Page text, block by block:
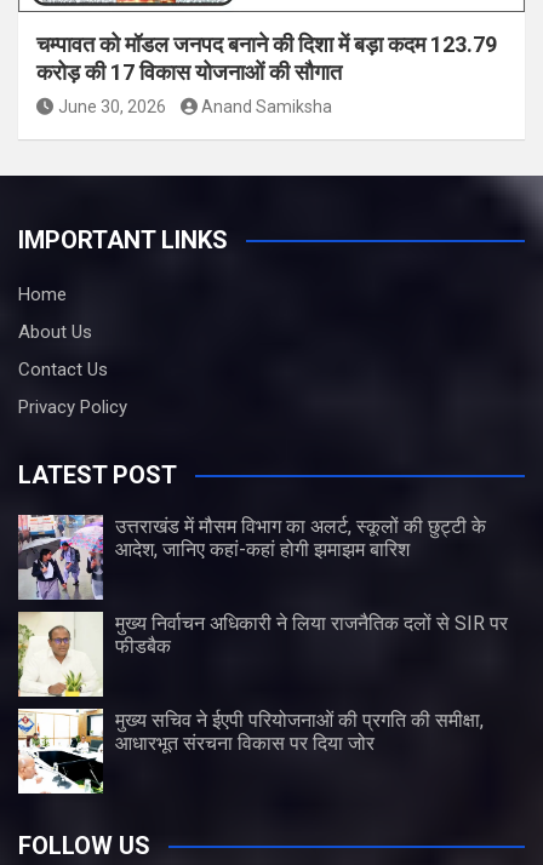
चम्पावत को मॉडल जनपद बनाने की दिशा में बड़ा कदम 123.79
करोड़ की 17 विकास योजनाओं की सौगात
June 30, 2026 Anand Samiksha
IMPORTANT LINKS
Home
About Us
Contact Us
Privacy Policy
LATEST POST
उत्तराखंड में मौसम विभाग का अलर्ट, स्कूलों की छुट्टी के
आदेश, जानिए कहां-कहां होगी झमाझम बारिश
मुख्य निर्वाचन अधिकारी ने लिया राजनैतिक दलों से SIR पर
फीडबैक
मुख्य सचिव ने ईएपी परियोजनाओं की प्रगति की समीक्षा,
आधारभूत संरचना विकास पर दिया जोर
FOLLOW US